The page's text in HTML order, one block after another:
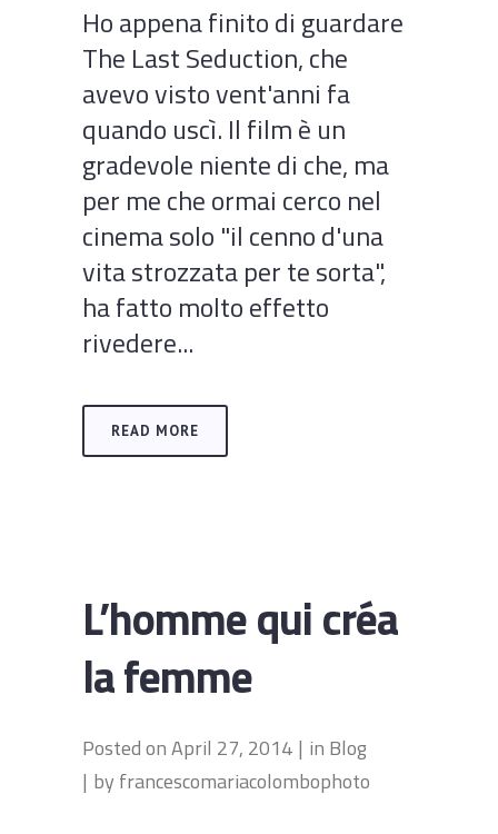
Ho appena finito di guardare
The Last Seduction, che
avevo visto vent'anni fa
quando uscì. Il film è un
gradevole niente di che, ma
per me che ormai cerco nel
cinema solo "il cenno d'una
vita strozzata per te sorta",
ha fatto molto effetto
rivedere...
READ MORE
L’homme qui créa
la femme
Posted onApril 27, 2014 in Blog
by francescomariacolombophoto